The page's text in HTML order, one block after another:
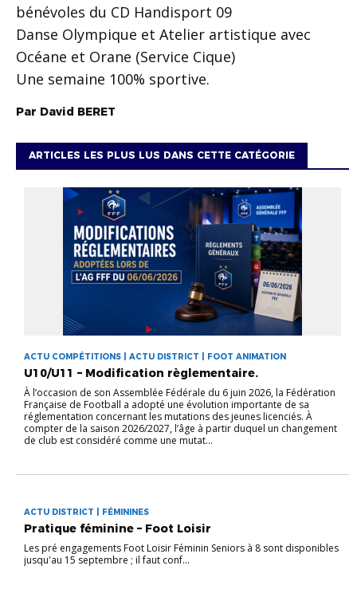
bénévoles du CD Handisport 09
Danse Olympique et Atelier artistique avec
Océane et Orane (Service Cique)
Une semaine 100% sportive.
Par David BERET
ARTICLES LES PLUS LUS DANS CETTE CATÉGORIE
ACTU COMPÉTITIONS | ACTU DISTRICT | FOOT ANIMATION
U10/U11 – Modification règlementaire.
À l’occasion de son Assemblée Fédérale du 6 juin 2026, la Fédération
Française de Football a adopté une évolution importante de sa
réglementation concernant les mutations des jeunes licenciés. À
compter de la saison 2026/2027, l’âge à partir duquel un changement
de club est considéré comme une mutat...
ACTU DISTRICT | FÉMININES
Pratique féminine – Foot Loisir
Les pré engagements Foot Loisir Féminin Seniors à 8 sont disponibles
jusqu'au 15 septembre ; il faut conf...